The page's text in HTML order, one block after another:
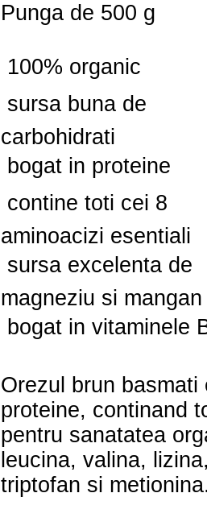
Punga de 500 g
 100% organic
 sursa buna de
carbohidrati
 bogat in proteine
 contine toti cei 8
aminoacizi esentiali
 sursa excelenta de
magneziu si mangan
 bogat in
Orezul brun
proteine, continand
pentru sanatatea
leucina, valina,
triptofan si